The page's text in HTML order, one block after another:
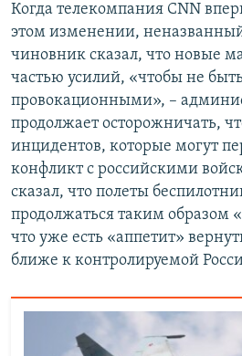
Когда телекомпания CNN
этом изменении,
чиновник сказал, что новые
частью усилий, «чтобы не
провокационными», –
продолжает осторожничать,
инцидентов, которые могут
конфликт с российскими
сказал, что полеты
продолжаться таким образом
что уже есть «аппетит»
ближе к контролируемой